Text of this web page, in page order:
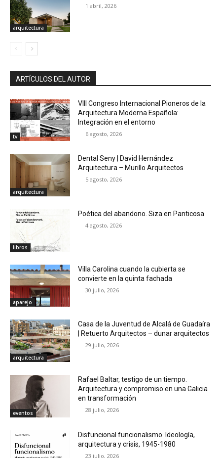
arquitectura
1 abril, 2026
ARTÍCULOS DEL AUTOR
tv
VIII Congreso Internacional Pioneros de la
Arquitectura Moderna Española:
Integración en el entorno
6 agosto, 2026
arquitectura
Dental Seny | David Hernández
Arquitectura – Murillo Arquitectos
5 agosto, 2026
libros
Poética del abandono. Siza en Panticosa
4 agosto, 2026
aparejo
Villa Carolina cuando la cubierta se
convierte en la quinta fachada
30 julio, 2026
arquitectura
Casa de la Juventud de Alcalá de Guadaíra
| Retuerto Arquitectos – dunar arquitectos
29 julio, 2026
eventos
Rafael Baltar, testigo de un tiempo.
Arquitectura y compromiso en una Galicia
en transformación
28 julio, 2026
Disfuncional funcionalismo. Ideología,
arquitectura y crisis, 1945-1980
23 julio, 2026